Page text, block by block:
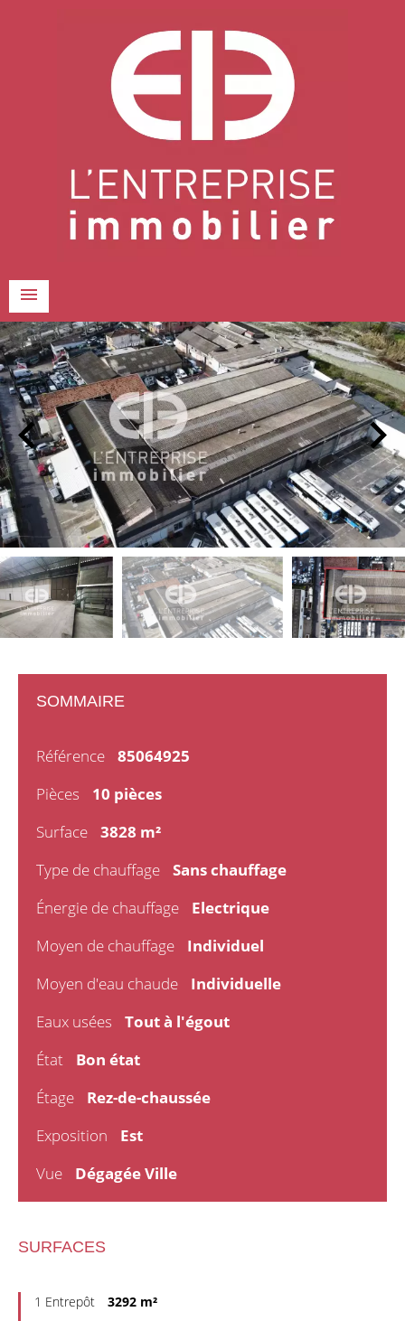
SOMMAIRE
Référence
85064925
Pièces
10 pièces
Surface
3828 m²
Type de chauffage
Sans chauffage
Énergie de chauffage
Electrique
Moyen de chauffage
Individuel
Moyen d'eau chaude
Individuelle
Eaux usées
Tout à l'égout
État
Bon état
Étage
Rez-de-chaussée
Exposition
Est
Vue
Dégagée Ville
SURFACES
1 Entrepôt 3292 m²